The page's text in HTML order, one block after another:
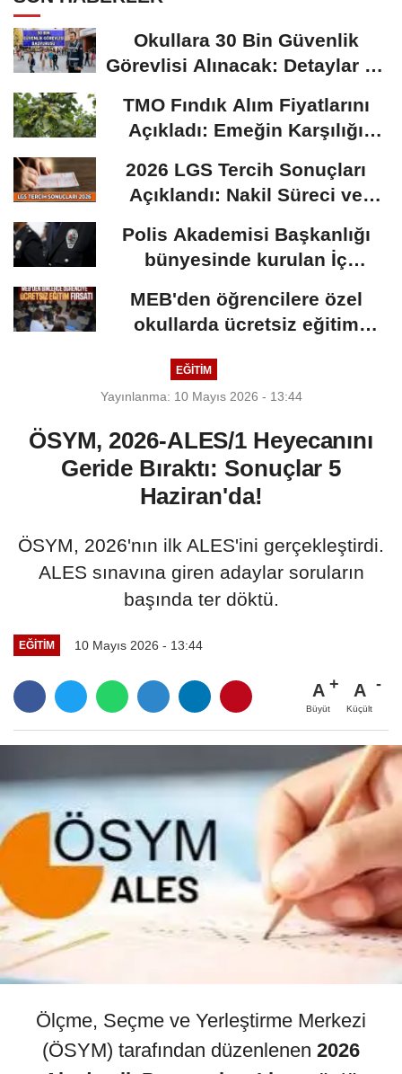
Okullara 30 Bin Güvenlik
Görevlisi Alınacak: Detaylar Ve
TMO Fındık Alım Fiyatlarını
Açıkladı: Emeğin Karşılığı
2026 LGS Tercih Sonuçları
Açıklandı: Nakil Süreci ve
Polis Akademisi Başkanlığı
bünyesinde kurulan İç
MEB'den öğrencilere özel
okullarda ücretsiz eğitim
EĞİTİM
Yayınlanma: 10 Mayıs 2026 - 13:44
ÖSYM, 2026-ALES/1 Heyecanını
Geride Bıraktı: Sonuçlar 5
Haziran'da!
ÖSYM, 2026'nın ilk ALES'ini gerçekleştirdi.
ALES sınavına giren adaylar soruların
başında ter döktü.
EĞİTİM 10 Mayıs 2026 - 13:44
A
Büyüt
A
Küçült
Ölçme, Seçme ve Yerleştirme Merkezi
(ÖSYM) tarafından düzenlenen 2026